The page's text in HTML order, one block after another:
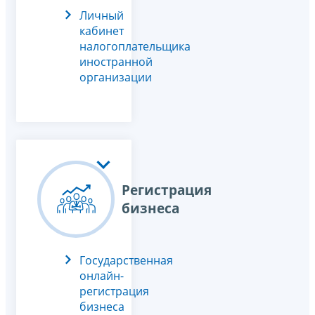
Личный
кабинет
налогоплательщика
иностранной
организации
Регистрация
бизнеса
Государственная
онлайн-
регистрация
бизнеса